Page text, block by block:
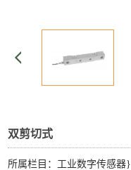
双剪切式
所属栏目：工业数字传感器}